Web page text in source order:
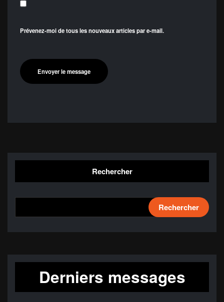
Prévenez-moi de tous les nouveaux articles par e-mail.
Rechercher
Rechercher
Derniers messages